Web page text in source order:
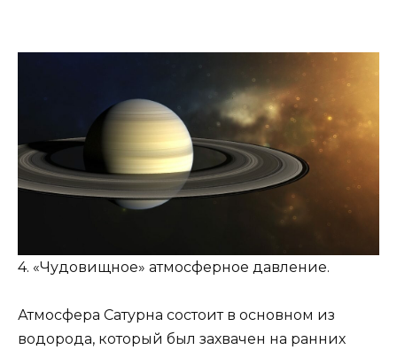
4. «Чудовищное» атмосферное давление.
Атмосфера Сатурна состоит в основном из
водорода, который был захвачен на ранних